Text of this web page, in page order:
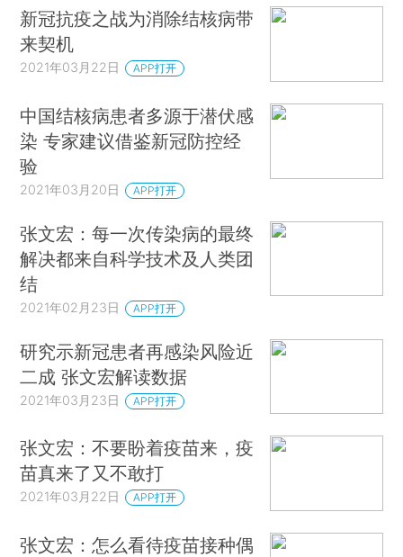
新冠抗疫之战为消除结核病带
来契机
2021年03月22日 APP打开
中国结核病患者多源于潜伏感
染 专家建议借鉴新冠防控经
验
2021年03月20日 APP打开
张文宏：每一次传染病的最终
解决都来自科学技术及人类团
结
2021年02月23日 APP打开
研究示新冠患者再感染风险近
二成 张文宏解读数据
2021年03月23日 APP打开
张文宏：不要盼着疫苗来，疫
苗真来了又不敢打
2021年03月22日 APP打开
张文宏：怎么看待疫苗接种偶